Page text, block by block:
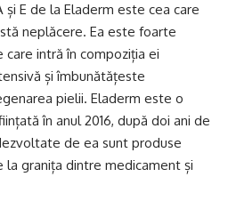
și E de la Eladerm este cea care
neplăcere. Ea este foarte
intră în compoziția ei
și îmbunătățeste
pielii. Eladerm este o
în anul 2016, după doi ani de
de ea sunt produse
granița dintre medicament și